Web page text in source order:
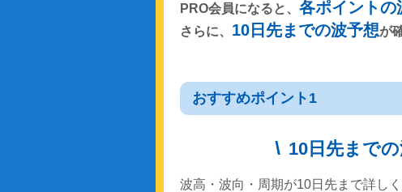
PRO会員になると、 各ポイントの
さらに、 10日先までの波予想が
おすすめポイント1
10日先まで
波高・波向・周期が10日先まで詳し